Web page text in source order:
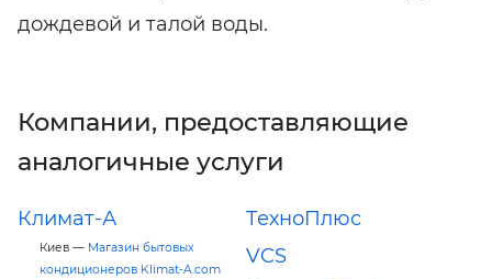
дождевой и талой воды.
Компании, предоставляющие
аналогичные услуги
Климат-А
Киев — Магазин бытовых
кондиционеров Klimat-A.com
ТехноПлюс
VCS